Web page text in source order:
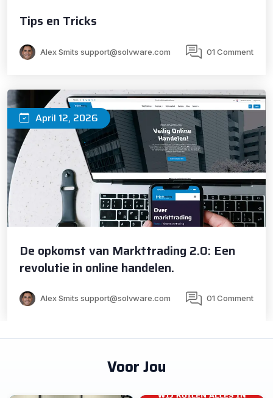
Tips en Tricks
Alex Smits support@solvware.com 01 Comment
April 12, 2026
De opkomst van Markttrading 2.0: Een
revolutie in online handelen.
Alex Smits support@solvware.com 01 Comment
Voor Jou